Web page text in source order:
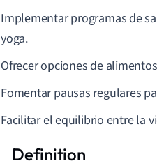
Implementar programas de
yoga.
Ofrecer opciones de
Fomentar pausas regulares
Facilitar el equilibrio entre la